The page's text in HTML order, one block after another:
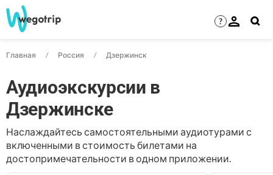
?
Главная Россия Дзержинск
Аудиоэкскурсии в
Дзержинске
Наслаждайтесь самостоятельными аудиотурами с
включенными в стоимость билетами на
достопримечательности в одном приложении.